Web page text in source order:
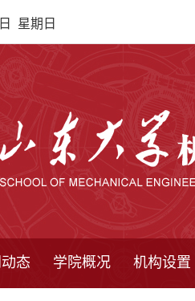
星期日
态 学院概况 机构设置